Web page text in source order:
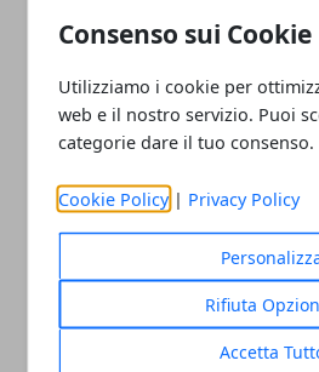
Consenso sui Cookie
Utilizziamo i cookie per
web e il nostro servizio. Puoi
categorie dare il tuo consenso.
Cookie Policy | Privacy Policy
Rifiuta
Accetta
indipendentemente dall’età
Facebook
TwitterWhatsapp